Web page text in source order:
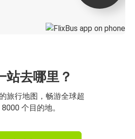
站去哪里？
旅行地图，畅游全球超
个目的地。